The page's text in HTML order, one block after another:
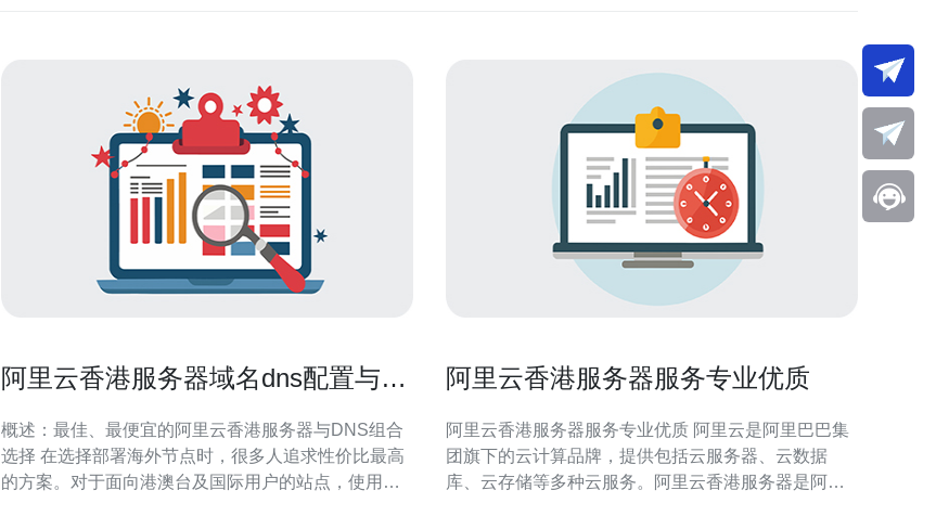
阿里云香港服务器域名dns配置与解
概述：最佳、最便宜的阿里云香港服务器与DNS组合
选择 在选择部署海外节点时，很多人追求性价比最高
的方案。对于面向港澳台及国际用户的站点，使用阿
阿里云香港服务器服务专业优质
阿里云香港服务器服务专业优质 阿里云是阿里巴巴集
团旗下的云计算品牌，提供包括云服务器、云数据
库、云存储等多种云服务。阿里云香港服务器是阿里